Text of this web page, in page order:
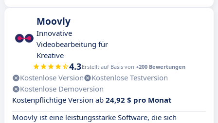
Moovly
Innovative
Videobearbeitung für
Kreative
4.3Erstellt auf Basis von +200 Bewertungen
Kostenlose Version
Kostenlose Testversion
Kostenlose Demoversion
Kostenpflichtige Version ab 24,92 $ pro Monat
Moovly ist eine leistungsstarke Software, die sich